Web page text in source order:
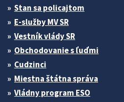
Stan sa policajtom
E-služby MV SR
Vestník vlády SR
Obchodovanie s ľuďmi
Cudzinci
Miestna štátna správa
Vládny program ESO